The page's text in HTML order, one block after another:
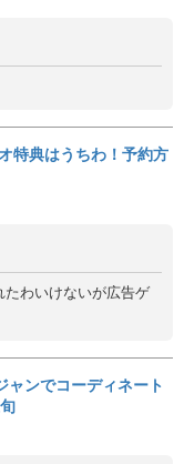
特典はうちわ！予約方
わいけないが広告ゲ
ャンでコーディネート